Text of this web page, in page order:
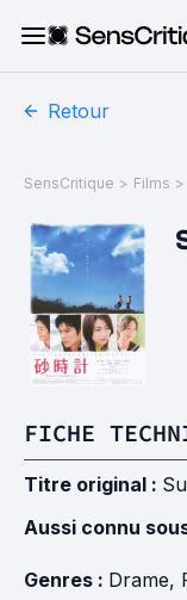
Retour
SensCritique > Films >
FICHE
Titre original :
Aussi connu
Genres : Drame,